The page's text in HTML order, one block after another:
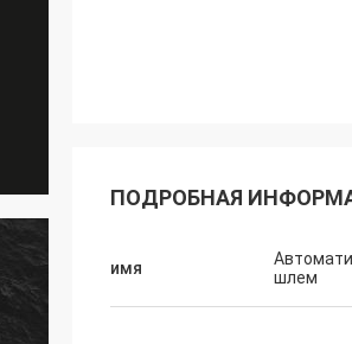
ПОДРОБНАЯ
имя
шлем